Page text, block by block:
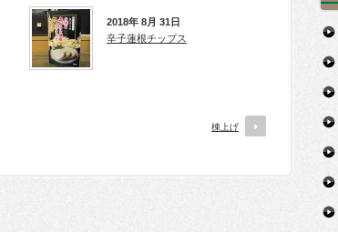
2018年 8月 31日
辛子蓮根チップス
棟上げ